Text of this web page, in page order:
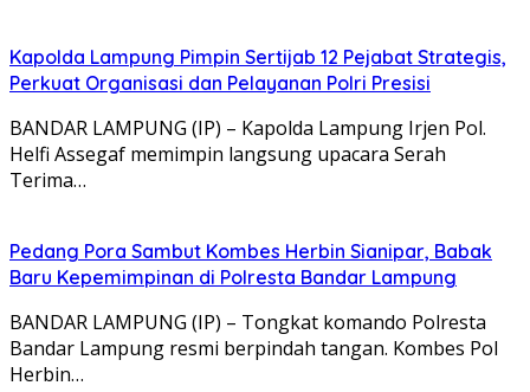
Kapolda Lampung Pimpin Sertijab 12 Pejabat Strategis,
Perkuat Organisasi dan Pelayanan Polri Presisi
BANDAR LAMPUNG (IP) – Kapolda Lampung Irjen Pol.
Helfi Assegaf memimpin langsung upacara Serah
Terima…
Pedang Pora Sambut Kombes Herbin Sianipar, Babak
Baru Kepemimpinan di Polresta Bandar Lampung
BANDAR LAMPUNG (IP) – Tongkat komando Polresta
Bandar Lampung resmi berpindah tangan. Kombes Pol
Herbin…